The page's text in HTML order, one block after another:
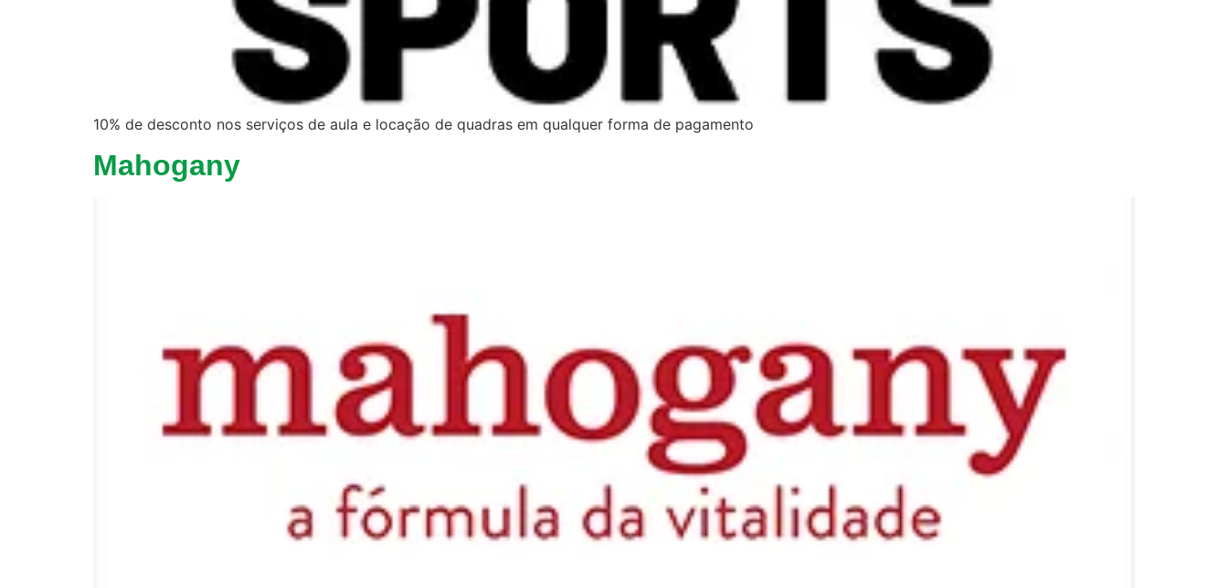
10% de desconto nos serviços de aula e locação de quadras em qualquer forma de pagamento
Mahogany